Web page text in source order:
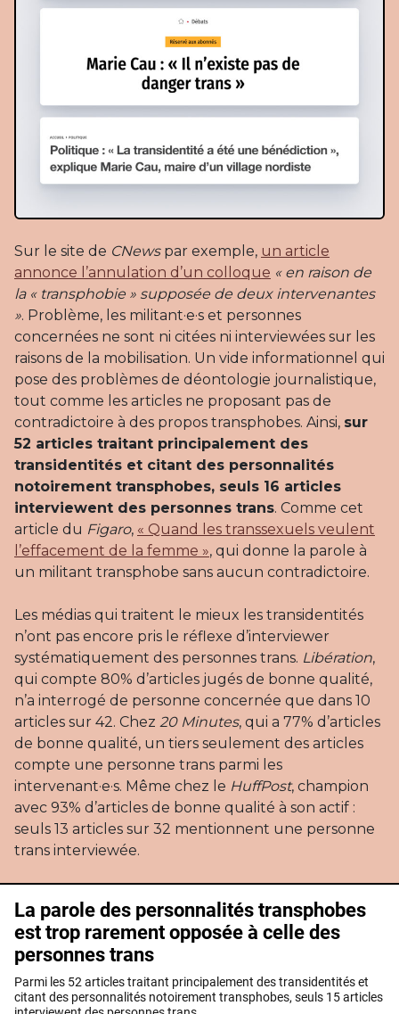
Sur le site de CNewspar exemple, un article
annonce l’annulation d’un colloque « en raison de
la « transphobie » supposée de deux intervenantes
». Problème, les militant·e·s et personnes
concernées ne sont ni citées ni interviewées sur les
raisons de la mobilisation. Un vide informationnel qui
pose des problèmes de déontologie journalistique,
tout comme les articles ne proposant pas de
contradictoire à des propos transphobes. Ainsi, sur
52 articles traitant principalement des
transidentités et citant des personnalités
notoirement transphobes, seuls 16 articles
interviewent des personnes trans. Comme cet
article du Figaro, « Quand les transsexuels veulent
l’effacement de la femme », qui donne la parole à
un militant transphobe sans aucun contradictoire.
Les médias qui traitent le mieux les transidentités
n’ont pas encore pris le réflexe d’interviewer
systématiquement des personnes trans. Libération,
qui compte 80% d’articles jugés de bonne qualité,
n’a interrogé de personne concernée que dans 10
articles sur 42. Chez 20 Minutes, qui a 77% d’articles
de bonne qualité, un tiers seulement des articles
compte une personne trans parmi les
intervenant·e·s. Même chez le HuffPost, champion
avec 93% d’articles de bonne qualité à son actif :
seuls 13 articles sur 32 mentionnent une personne
trans interviewée.